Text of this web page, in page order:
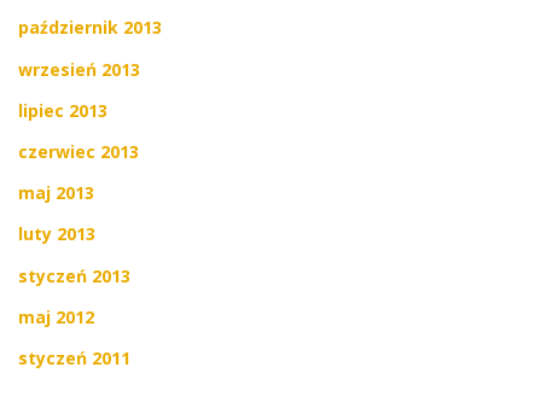
październik 2013
wrzesień 2013
lipiec 2013
czerwiec 2013
maj 2013
luty 2013
styczeń 2013
maj 2012
styczeń 2011